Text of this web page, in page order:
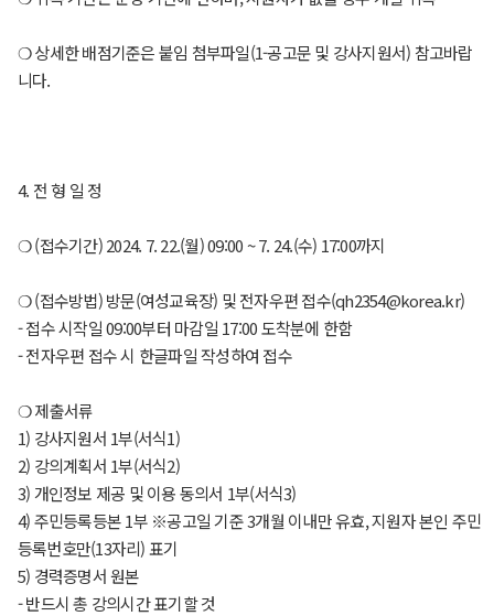
❍ 상세한 배점기준은 붙임 첨부파일(1-공고문 및 강사지원서) 참고바랍
니다.
4. 전 형 일 정
❍ (접수기간) 2024. 7. 22.(월) 09:00 ~ 7. 24.(수) 17:00까지
❍ (접수방법) 방문(여성교육장) 및 전자우편 접수(qh2354@korea.kr)
- 접수 시작일 09:00부터 마감일 17:00 도착분에 한함
- 전자우편 접수 시 한글파일 작성하여 접수
❍ 제출서류
1) 강사지원서 1부(서식1)
2) 강의계획서 1부(서식2)
3) 개인정보 제공 및 이용 동의서 1부(서식3)
4) 주민등록등본 1부 ※공고일 기준 3개월 이내만 유효, 지원자 본인 주민
등록번호만(13자리) 표기
5) 경력증명서 원본
- 반드시 총 강의시간 표기할 것